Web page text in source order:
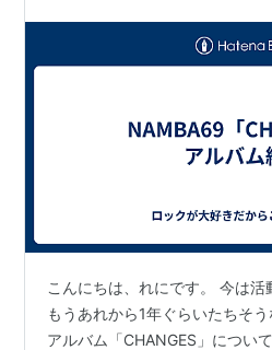
こんにちは、れにです。 今は活
もうあれから1年ぐらいたちそ
アルバム「CHANGES」につい